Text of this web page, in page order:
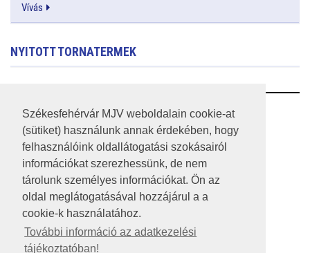
Székesfehérvár MJV weboldalain cookie-at
(sütiket) használunk annak érdekében, hogy
felhasználóink oldallátogatási szokásairól
információkat szerezhessünk, de nem
tárolunk személyes információkat. Ön az
oldal meglátogatásával hozzájárul a a
cookie-k használatához.
További információ az adatkezelési
tájékoztatóban!
Vívás
NYITOTT TORNATERMEK
RSS
A HONLAP 2017.03.31-I ÁLLAPOTA
JOGI NYILATKOZAT
IMPRESSZUM